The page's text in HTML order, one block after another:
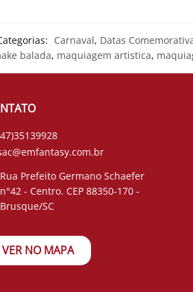
Carnaval, Datas
balada, maquiagem artistica,
Rua Prefeito Germano Schaefer
n°42 - Centro. CEP 88350-170 -
Brusque/SC
VER NO MAPA